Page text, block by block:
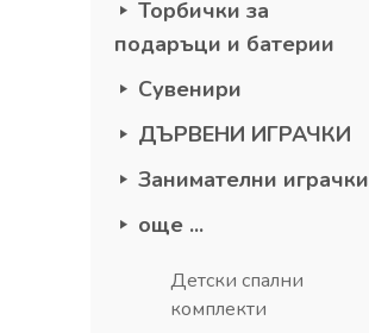
Торбички за
подаръци и батерии
Сувенири
ДЪРВЕНИ ИГРАЧКИ
Занимателни играчки
още ...
Детски спални
комплекти